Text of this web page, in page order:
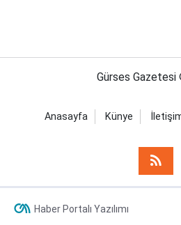
Gürses
Anasayfa Künye
Haber Portalı Yazılımı